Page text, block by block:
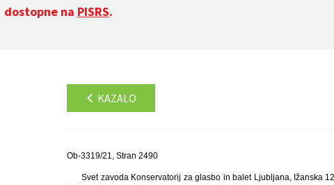
dostopne na PISRS.
KAZALO
Ob-3319/21, Stran 2490
Svet zavoda Konservatorij za glasbo in balet Ljubljana, Ižanska